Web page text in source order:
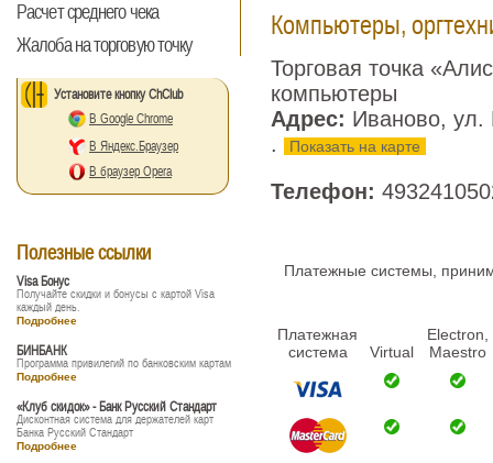
Расчет среднего чека
Жалоба на торговую точку
Установите кнопку ChClub
В Google Chrome
В Яндекс.Браузер
В браузер Opera
Полезные ссылки
Visa Бонус
Получайте скидки и бонусы с картой Visa
каждый день.
Подробнее
БИНБАНК
Программа привилегий по банковским картам
Подробнее
«Клуб скидок» - Банк Русский Стандарт
Дисконтная система для держателей карт
Банка Русский Стандарт
Подробнее
Компьютеры,
Торговая точка
компьютеры
Адрес: Иваново,
.
Показать на карте
Телефон:
Платежные системы,
Платежная
система
Virtual
Electron,
Maestro